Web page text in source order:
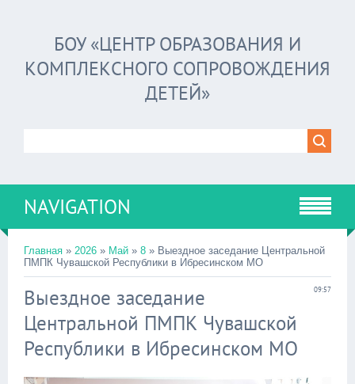
БОУ «ЦЕНТР ОБРАЗОВАНИЯ И
КОМПЛЕКСНОГО СОПРОВОЖДЕНИЯ
ДЕТЕЙ»
NAVIGATION
Главная » 2026 » Май » 8 » Выездное заседание Центральной
ПМПК Чувашской Республики в Ибресинском МО
09:57
Выездное заседание
Центральной ПМПК Чувашской
Республики в Ибресинском МО